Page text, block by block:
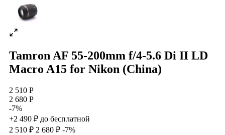
Tamron AF 55-200mm f/4-5.6 Di II LD
Macro A15 for Nikon (China)
2 510 Р
2 680 Р
-7%
+2 490 ₽ до бесплатной
2 510 ₽ 2 680 ₽ -7%